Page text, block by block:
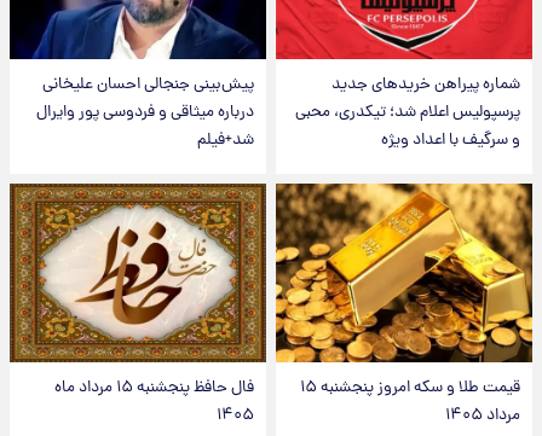
شماره پیراهن خریدهای جدید
پرسپولیس اعلام شد؛ تیکدری، محبی
و سرگیف با اعداد ویژه
پیش‌بینی جنجالی احسان علیخانی
درباره میثاقی و فردوسی پور وایرال
شد+فیلم
قیمت طلا و سکه امروز پنجشنبه ۱۵
مرداد ۱۴۰۵
فال حافظ پنجشنبه ۱۵ مرداد ماه
۱۴۰۵